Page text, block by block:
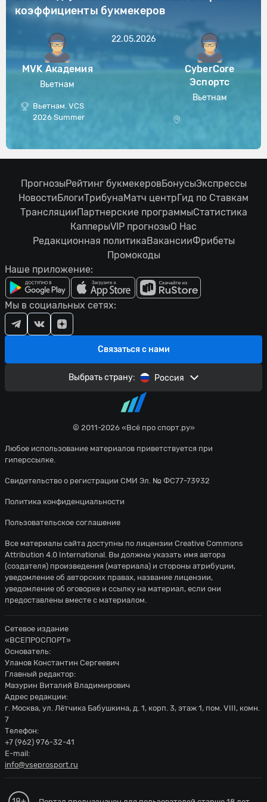
коэффициенты букмекеров
MVK Академия
Вьетнам
Вьетнам. VCS
2026 Summer
22.05.2026
CyberCore
Эспортс
Вьетнам
© 2011-2026 «Всё про спорт.ру»
Любое использование материалов приветствуется при
гиперссылке.
Свидетельство о регистрации СМИ Эл. № ФС77-73932
Политика конфиденциальности
Пользовательское соглашение
ПрогнозыРейтинг букмекеровБонусыЭкспрессы
НовостиБлогиТрибунаМатч центрГид по Ставкам
ТрансляцииПартнерские программыСтатистика
КапперыVIP прогнозыО Нас
Редакционная политикаВакансииФрибеты
Промокоды
Наше приложение:
Связаться с нами
Мы в социальных сетях:
Выбрать страну: Россия
Все материалы сайта доступны по лицензии Creative Commons
Attribution 4.0 International. Вы должны указать имя автора
(создателя) произведения (материала) и стороны атрибуции,
уведомление об авторских правах, название лицензии,
уведомление об оговорке и ссылку на материал, если они
предоставлены вместе с материалом.
Сетевое издание
«ВСЕПРОСПОРТ»
Основатель:
Уланов Константин Сергеевич
Главный редактор:
Мазурин Виталий Владимирович
Адрес редакции:
г. Москва, ул. Лётчика Бабушкина, д. 1, корп. 3, этаж 1, пом. VIII, комн.
7
Телефон:
+7 (962) 976-32-41
E-mail:
info@vseprosport.ru